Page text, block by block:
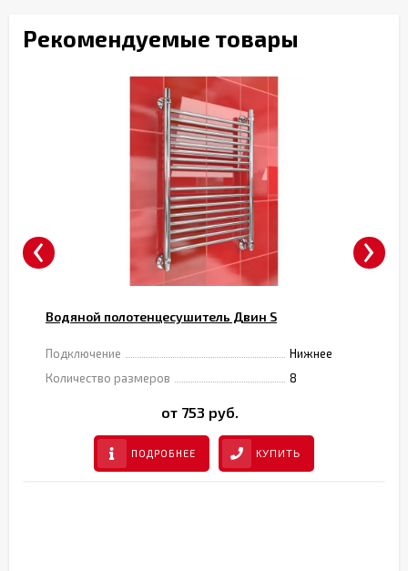
Рекомендуемые товары
Водяной полотенцесушитель Двин S
Подключение
Нижнее
Количество размеров
8
от 753 руб.
ПОДРОБНЕЕ КУПИТЬ
‹ ›